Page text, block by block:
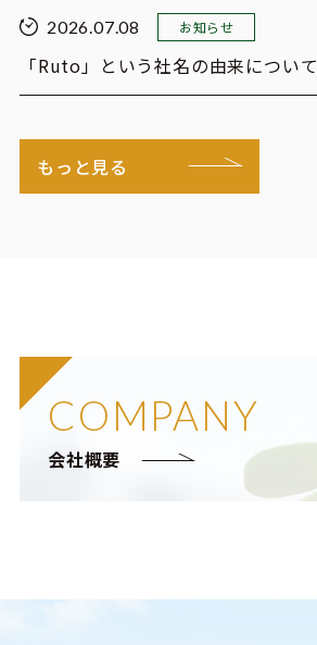
2026.07.08 お知らせ
「Ruto」という社名の由来について
もっと見る
COMPANY
会社概要